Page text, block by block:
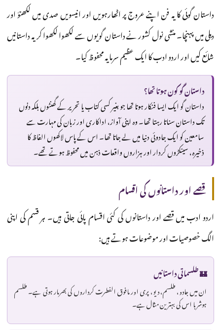
داستان گوئی کا یہ فن اپنے عروج پر اٹھارہویں اور انیسویں صدی میں لکھنؤ اور
دہلی میں پہنچا۔ منشی نول کشور نے داستان گویوں سے لکھوا لکھوا کر یہ داستانیں
شائع کیں اور اردو ادب کا ایک عظیم سرمایہ محفوظ کیا۔
داستان گو کون ہوتا تھا؟
داستان گو ایک ایسا فنکار ہوتا تھا جو بغیر کسی کتاب یا تحریر کے گھنٹوں بلکہ دنوں
تک داستان سناتا رہتا تھا۔ وہ اپنی آواز، اداکاری اور زبان کی مہارت سے
سامعین کو ایک جادوئی دنیا میں لے جاتا تھا۔ اس کے پاس لاکھوں الفاظ کا
ذخیرہ، سینکڑوں کردار اور ہزاروں واقعات ذہن میں محفوظ ہوتے تھے۔
قصے اور داستانوں کی اقسام
اردو ادب میں قصے اور داستانوں کی کئی اقسام پائی جاتی ہیں۔ ہر قسم کی اپنی
الگ خصوصیات اور موضوعات ہوتے ہیں:
🏰 طلسماتی داستانیں
ان میں جادو، طلسم، دیو، پری اور مافوق الفطرت کرداروں کی بھرمار ہوتی ہے۔ طلسم
ہوشربا اس کی بہترین مثال ہے۔